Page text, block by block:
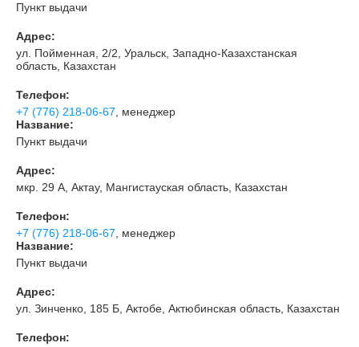
Пункт выдачи
Адрес:
ул. Пойменная, 2/2, Уральск, Западно-Казахстанская
область, Казахстан
Телефон:
+7 (776) 218-06-67 , менеджер
Название:
Пункт выдачи
Адрес:
мкр. 29 А, Актау, Мангистауская область, Казахстан
Телефон:
+7 (776) 218-06-67 , менеджер
Название:
Пункт выдачи
Адрес:
ул. Зинченко, 185 Б, Актобе, Актюбинская область, Казахстан
Телефон: